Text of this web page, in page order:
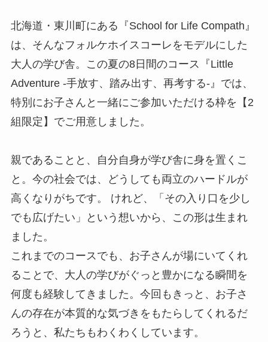
北海道・東川町にある『School for Life Compath』
は、そんなフォルケホイスコーレをモデルにした
大人の学び舎。この夏の8日間のコース『Little
Adventure -手放す、踏み出す、再考する-』では、
特別にお子さんと一緒にご参加いただける枠を【2
組限定】でご用意しました。
親であることと、自分自身が学び舎に身を置くこ
と。今の社会では、どうしても両立のハードルが
高くなりがちです。 けれど、「その入り口を少し
でも広げたい」という想いから、この形は生まれ
ました。
これまでのコースでも、お子さんが場にいてくれ
ることで、大人の学びがぐっと豊かになる瞬間を
何度も経験してきました。今回もきっと、お子さ
んの存在が本質的な気づきをもたらしてくれるだ
ろうと、私たちもわくわくしています。